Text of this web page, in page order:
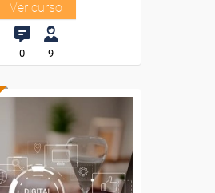
Ver curso
0 9